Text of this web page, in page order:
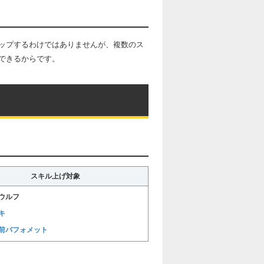
プするわけではありませんが、複数のス
るからです。
スキル上げ対象
ルフ
バフォメット